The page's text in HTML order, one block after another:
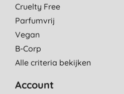
Cruelty Free
Parfumvrij
Vegan
B-Corp
Alle criteria bekijken
Account